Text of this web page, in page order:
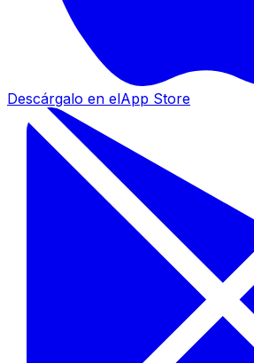
Descárgalo en elApp Store